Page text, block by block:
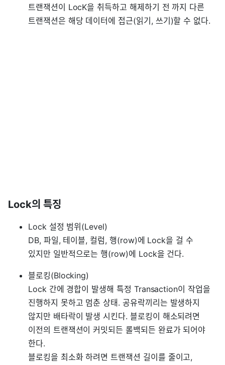
트랜잭션이 LocK을 취득하고 해제하기 전 까지 다른
트랜잭션은 해당 데이터에 접근(읽기, 쓰기)할 수 없다.
Lock의 특징
Lock 설정 범위(Level)
DB, 파일, 테이블, 컬럼, 행(row)에 Lock을 걸 수
있지만 일반적으로는 행(row)에 Lock을 건다.
블로킹(Blocking)
Lock 간에 경합이 발생해 특정 Transaction이 작업을
진행하지 못하고 멈춘 상태. 공유락끼리는 발생하지
않지만 배타락이 발생 시킨다. 블로킹이 해소되려면
이전의 트랜잭션이 커밋되든 롤백되든 완료가 되어야
한다.
블로킹을 최소화 하려면 트랜잭션 길이를 줄이고,